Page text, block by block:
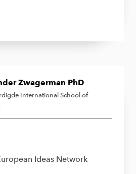
Zwagerman PhD
International School of
Ideas Network